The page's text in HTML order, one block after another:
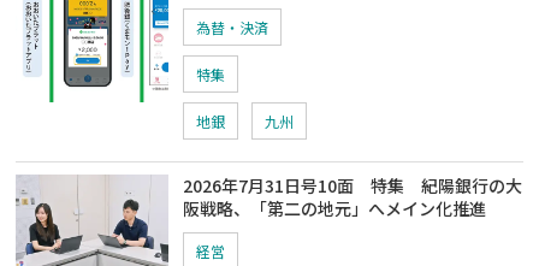
為替・決済
特集
地銀 九州
2026年7月31日号10面 特集 紀陽銀行の大
阪戦略、「第二の地元」へメイン化推進
経営